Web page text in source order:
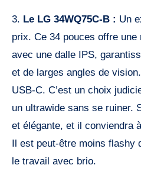
3. Le LG 34WQ75C-B : Un
prix. Ce 34 pouces offre une
avec une dalle IPS,
et de larges angles de
USB-C. C’est un choix
un ultrawide sans se ruiner.
et élégante, et il conviendra
Il est peut-être moins flashy
le travail avec brio.